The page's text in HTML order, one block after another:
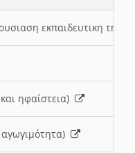
εκπαιδευτικη
ηφαίστεια)